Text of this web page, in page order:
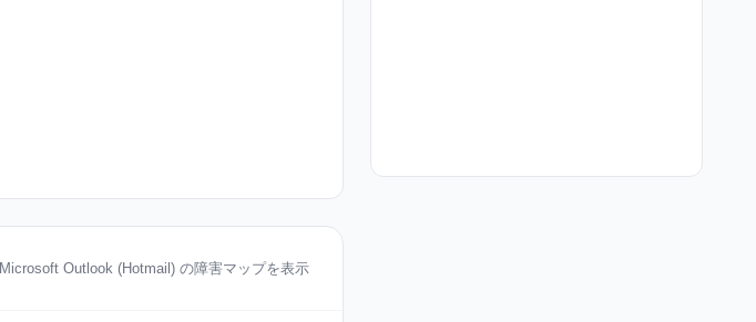
Microsoft Outlook (Hotmail) の障害マップを表示